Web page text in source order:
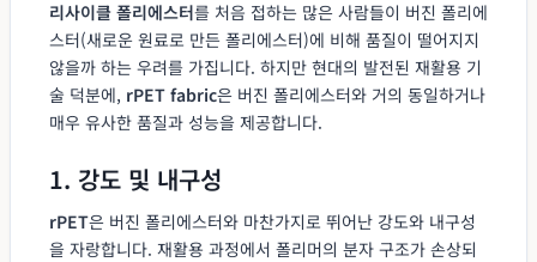
리사이클 폴리에스터를 처음 접하는 많은 사람들이 버진 폴리에
스터(새로운 원료로 만든 폴리에스터)에 비해 품질이 떨어지지
않을까 하는 우려를 가집니다. 하지만 현대의 발전된 재활용 기
술 덕분에, rPET fabric은 버진 폴리에스터와 거의 동일하거나
매우 유사한 품질과 성능을 제공합니다.
1. 강도 및 내구성
rPET은 버진 폴리에스터와 마찬가지로 뛰어난 강도와 내구성
을 자랑합니다. 재활용 과정에서 폴리머의 분자 구조가 손상되